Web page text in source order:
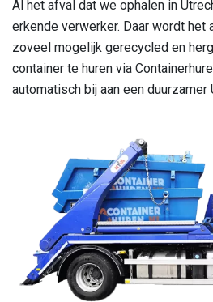
Al het afval dat we ophalen in
erkende verwerker. Daar wordt het
zoveel mogelijk gerecycled en
container te huren via
automatisch bij aan een duurzamer